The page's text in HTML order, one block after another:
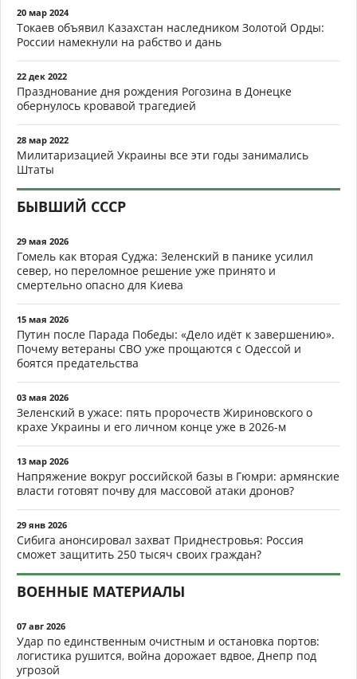
20 мар 2024
Токаев объявил Казахстан наследником Золотой Орды:
России намекнули на рабство и дань
22 дек 2022
Празднование дня рождения Рогозина в Донецке
обернулось кровавой трагедией
28 мар 2022
Милитаризацией Украины все эти годы занимались
Штаты
БЫВШИЙ СССР
29 мая 2026
Гомель как вторая Суджа: Зеленский в панике усилил
север, но переломное решение уже принято и
смертельно опасно для Киева
15 мая 2026
Путин после Парада Победы: «Дело идёт к завершению».
Почему ветераны СВО уже прощаются с Одессой и
боятся предательства
03 мая 2026
Зеленский в ужасе: пять пророчеств Жириновского о
крахе Украины и его личном конце уже в 2026-м
13 мар 2026
Напряжение вокруг российской базы в Гюмри: армянские
власти готовят почву для массовой атаки дронов?
29 янв 2026
Сибига анонсировал захват Приднестровья: Россия
сможет защитить 250 тысяч своих граждан?
ВОЕННЫЕ МАТЕРИАЛЫ
07 авг 2026
Удар по единственным очистным и остановка портов:
логистика рушится, война дорожает вдвое, Днепр под
угрозой